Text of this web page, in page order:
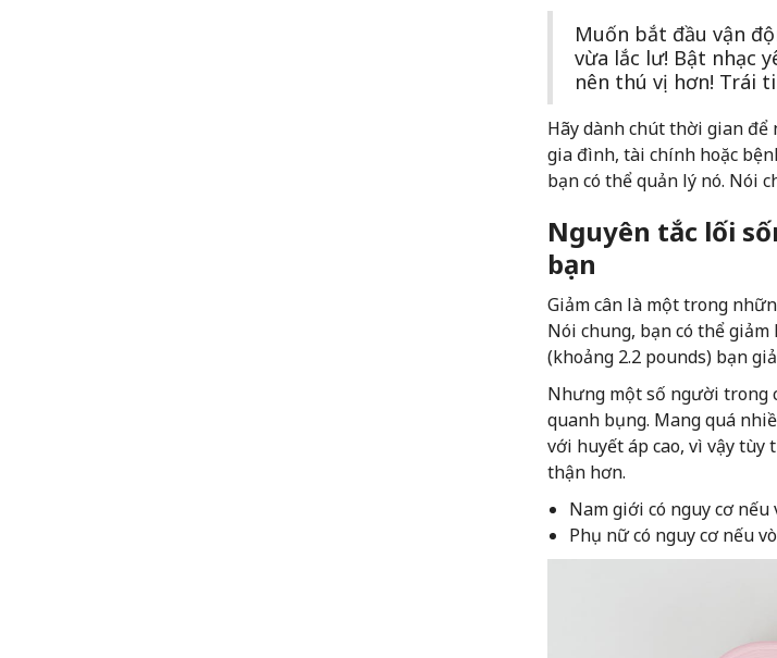
Muốn bắt đầu vận
vừa lắc lư! Bật nhạc
nên thú vị hơn! Trái
Hãy dành chút thời gian để
gia đình, tài chính hoặc
bạn có thể quản lý nó. Nói
Nguyên tắc lối
bạn
Giảm cân là một trong
Nói chung, bạn có thể
(khoảng 2.2 pounds) bạn
Nhưng một số người trong
quanh bụng. Mang quá
với huyết áp cao, vì vậy tùy
thận hơn.
Nam giới có nguy cơ nếu
Phụ nữ có nguy cơ nếu